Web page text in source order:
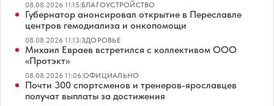
08.08.2026 11:15|БЛАГОУСТРОЙСТВО
Губернатор анонсировал открытие в Переславле
центров гемодиализа и онкопомощи
08.08.2026 11:13|ЗДОРОВЬЕ
Михаил Евраев встретился с коллективом ООО
«Протэкт»
08.08.2026 11:06|ОФИЦИАЛЬНО
Почти 300 спортсменов и тренеров-ярославцев
получат выплаты за достижения